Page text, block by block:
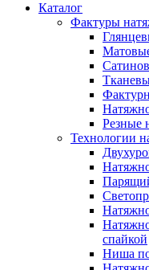
Каталог
Фактуры
Резные
Технологии
спайкой
Ниша